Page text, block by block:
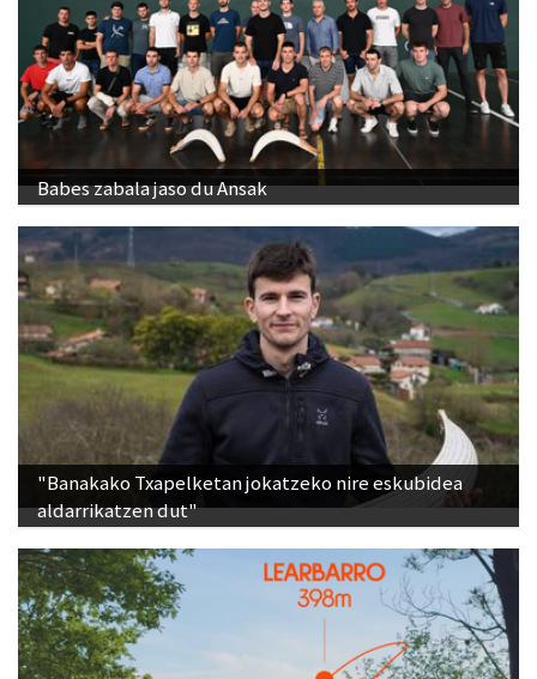
Babes zabala jaso du Ansak
"Banakako Txapelketan jokatzeko nire eskubidea
aldarrikatzen dut"